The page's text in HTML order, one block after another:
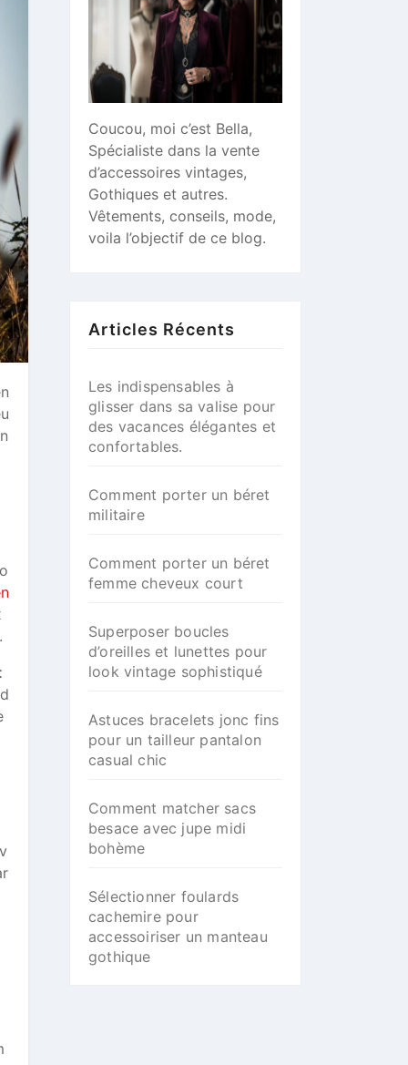
Coucou, moi c’est Bella,
Spécialiste dans la vente
d’accessoires vintages,
Gothiques et autres.
Vêtements, conseils, mode,
voila l’objectif de ce blog.
Articles Récents
Les indispensables à
glisser dans sa valise pour
des vacances élégantes et
confortables.
Comment porter un béret
militaire
Comment porter un béret
femme cheveux court
Superposer boucles
d’oreilles et lunettes pour
look vintage sophistiqué
Astuces bracelets jonc fins
pour un tailleur pantalon
casual chic
Comment matcher sacs
besace avec jupe midi
bohème
Sélectionner foulards
cachemire pour
accessoiriser un manteau
gothique